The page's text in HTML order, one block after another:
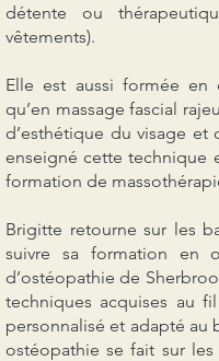
détente ou
vêtements).
Elle est aussi formée en
qu’en massage fascial
d’esthétique du visage et
enseigné cette technique
formation de
Brigitte retourne sur les
suivre sa formation en
d’ostéopathie de
techniques acquises au
personnalisé et adapté au
ostéopathie se fait sur